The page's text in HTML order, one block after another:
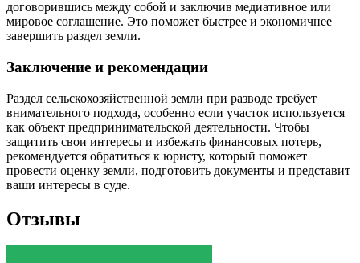
договорившись между собой и заключив медиативное или
мировое соглашение. Это поможет быстрее и экономичнее
завершить раздел земли.
Заключение и рекомендации
Раздел сельскохозяйственной земли при разводе требует
внимательного подхода, особенно если участок используется
как объект предпринимательской деятельности. Чтобы
защитить свои интересы и избежать финансовых потерь,
рекомендуется обратиться к юристу, который поможет
провести оценку земли, подготовить документы и представит
ваши интересы в суде.
Отзывы